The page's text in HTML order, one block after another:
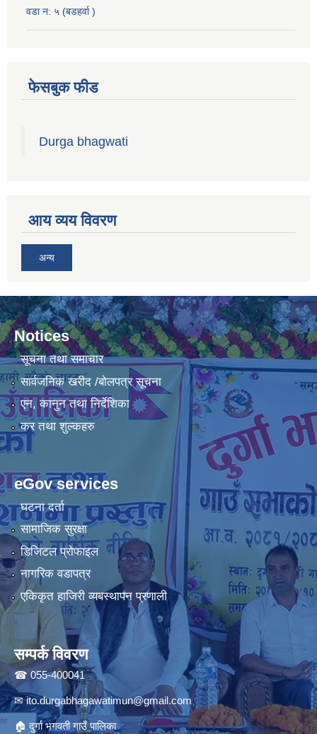
वडा न: ५ (बडहर्वा )
फेसबुक फीड
Durga bhagwati
आय व्यय विवरण
अन्य
Notices
सूचना तथा समाचार
सार्वजनिक खरीद /बोलपत्र सूचना
एन, कानुन तथा निर्देशिका
कर तथा शुल्कहरु
eGov services
घटना दर्ता
सामाजिक सुरक्षा
डिजिटल प्रोफाइल
नागरिक वडापत्र
एकिकृत हाजिरी व्यबस्थापन प्रणाली
सम्पर्क विवरण
☎ 055-400041
✉ito.durgabhagawatimun@gmail.com
🏠 दुर्गा भगवती गाउँ पालिका